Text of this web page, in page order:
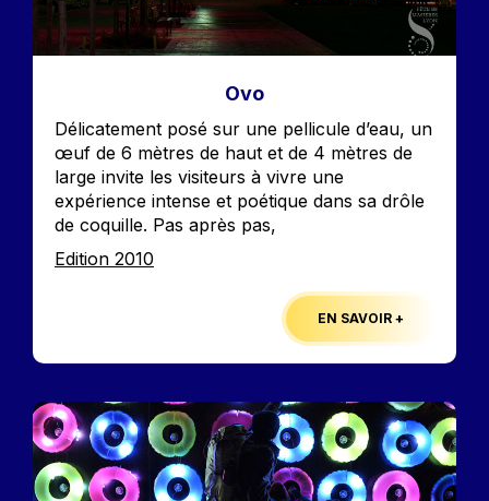
Ovo
Accroche
Délicatement posé sur une pellicule d’eau, un
œuf de 6 mètres de haut et de 4 mètres de
large invite les visiteurs à vivre une
expérience intense et poétique dans sa drôle
de coquille. Pas après pas,
Edition
Edition 2010
EN SAVOIR +
Image